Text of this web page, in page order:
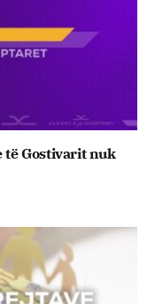
të Gostivarit nuk